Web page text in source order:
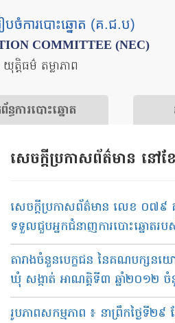
បចំការបោះឆ្នោត (គ.ជ.ប)
COMMITTEE (NEC)
ត្តិធម៌ តម្លាភាព
ធ​ការ​បោះឆ្នោត
សេចក្ដីប្រកាសព័ត៌មាន​ នៅ
សេច​ក្ដី​ប្រកាស​ព័ត៌មាន លេខ​ ០៧៩
ទទួល​ជួប​អ្នក​ជំនាញ​ការ​បោះ​ឆ្នោត​​រ
តារាង​ចំនួន​បេក្ខជន នៃ​គណបក្ស​នយ
ឃុំ សង្កាត់​ អាណត្តិ​ទី៣ ឆ្នាំ២០១២ ចំ
រូបភាព​សកម្ម​ភាព ៖ នាព្រឹកថ្ងៃទី២